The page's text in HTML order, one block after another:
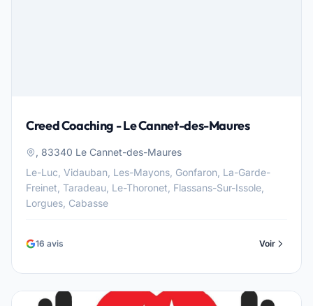
Creed Coaching - Le Cannet-des-Maures
, 83340 Le Cannet-des-Maures
Le-Luc, Vidauban, Les-Mayons, Gonfaron, La-Garde-
Freinet, Taradeau, Le-Thoronet, Flassans-Sur-Issole,
Lorgues, Cabasse
16 avis Voir